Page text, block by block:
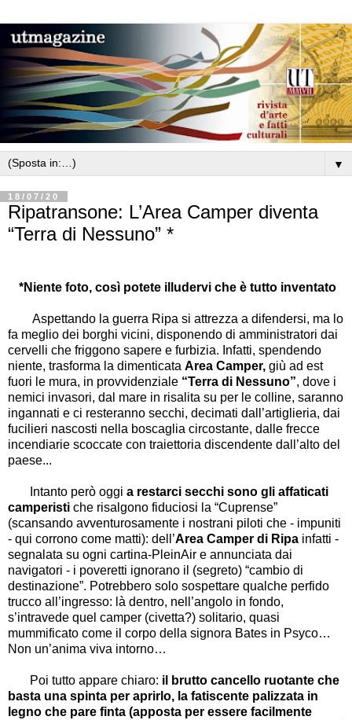
▼
18/07/20
Ripatransone: L’Area Camper diventa
“Terra di Nessuno” *
*Niente foto, così potete illudervi che è tutto inventato
Aspettando la guerra Ripa si attrezza a difendersi, ma lo
fa meglio dei borghi vicini, disponendo di amministratori dai
cervelli che friggono sapere e furbizia. Infatti, spendendo
niente, trasforma la dimenticata Area Camper, giù ad est
fuori le mura, in provvidenziale “Terra di Nessuno”, dove i
nemici invasori, dal mare in risalita su per le colline, saranno
ingannati e ci resteranno secchi, decimati dall’artiglieria, dai
fucilieri nascosti nella boscaglia circostante, dalle frecce
incendiarie scoccate con traiettoria discendente dall’alto del
paese...
Intanto però oggi a restarci secchi sono gli affaticati
camperisti che risalgono fiduciosi la “Cuprense”
(scansando avventurosamente i nostrani piloti che - impuniti
- qui corrono come matti): dell’Area Camper di Ripa infatti -
segnalata su ogni cartina-PleinAir e annunciata dai
navigatori - i poveretti ignorano il (segreto) “cambio di
destinazione”. Potrebbero solo sospettare qualche perfido
trucco all’ingresso: là dentro, nell’angolo in fondo,
s’intravede quel camper (civetta?) solitario, quasi
mummificato come il corpo della signora Bates in Psyco…
Non un’anima viva intorno…
Poi tutto appare chiaro: il brutto cancello ruotante che
basta una spinta per aprirlo, la fatiscente palizzata in
legno che pare finta (apposta per essere facilmente